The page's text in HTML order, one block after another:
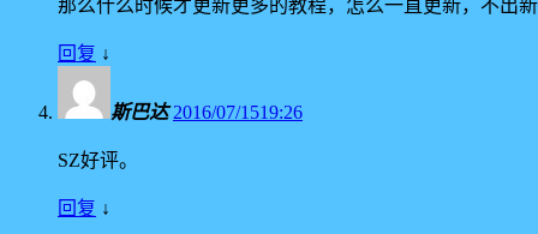
那么什么时候才更新更多的教程，怎么一直更新，不出
回复 ↓
斯巴达 2016/07/1519:26
SZ好评。
回复 ↓